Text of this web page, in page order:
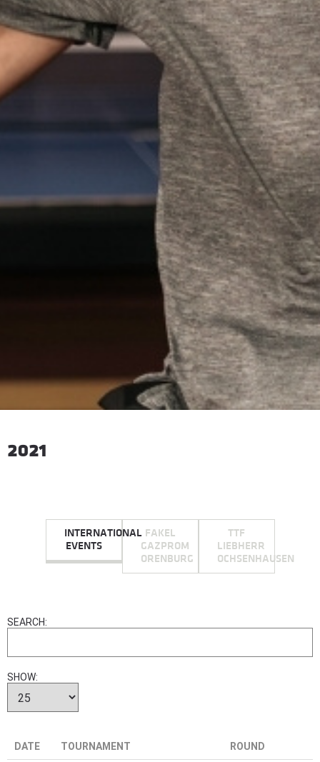
2021
INTERNATIONAL
EVENTS
FAKEL
GAZPROM
ORENBURG
TTF
LIEBHERR
OCHSENHAUSEN
SEARCH:
SHOW:
DATE TOURNAMENT ROUND